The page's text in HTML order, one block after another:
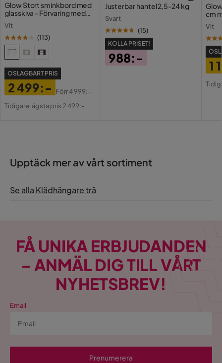
Glow Stort sminkbord med
glasskiva - Förvaring med
Vit
(113)
OSLAGBART PRIS
Pris
2 499:-
Original
Förr4 999:-
Tidigare lägsta pris 2 499:-
Justerbar hantel 2,5-24 kg
Svart
(15)
KOLLA PRISET!
988:-
cm
Vit
1
Upptäck mer av vårt sortiment
Se alla Klädhängare trä
FÅ UNIKA ERBJUDANDEN
– ANMÄL DIG TILL VÅRT
NYHETSBREV!
Email
Prenumerera